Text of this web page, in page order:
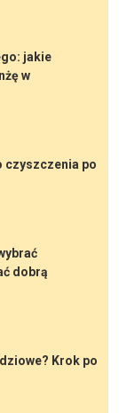
jakie
w
czyszczenia po
dobrą
Krok po